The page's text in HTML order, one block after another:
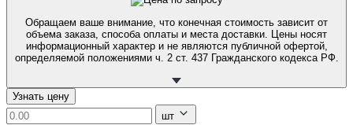
Обращаем ваше внимание, что конечная стоимость зависит от
объема заказа, способа оплаты и места доставки. Цены носят
информационный характер и не являются публичной офертой,
определяемой положениями ч. 2 ст. 437 Гражданского кодекса РФ.
Узнать цену
шт